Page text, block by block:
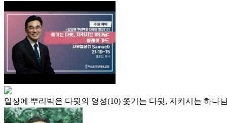
일상에 뿌리박은 다윗의 영성(10) 쫓기는 다윗, 지키시는 하나